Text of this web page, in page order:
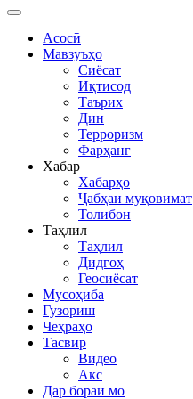
Асосӣ
Мавзуъҳо
Сиёсат
Иқтисод
Таърих
Дин
Терроризм
Фарҳанг
Хабар
Хабарҳо
Ҷабҳаи муқовимат
Толибон
Таҳлил
Таҳлил
Дидгоҳ
Геосиёсат
Мусоҳиба
Гузориш
Чеҳраҳо
Тасвир
Видео
Акс
Дар бораи мо